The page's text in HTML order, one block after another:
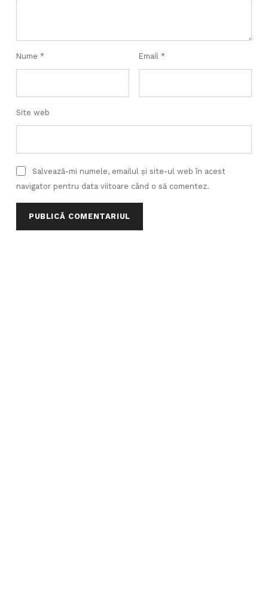
Nume * Email *
Site web
Salvează-mi numele, emailul și site-ul web în acest
navigator pentru data viitoare când o să comentez.